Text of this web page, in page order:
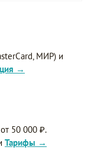
МИР) и
→
50 000 ₽.
Тарифы →